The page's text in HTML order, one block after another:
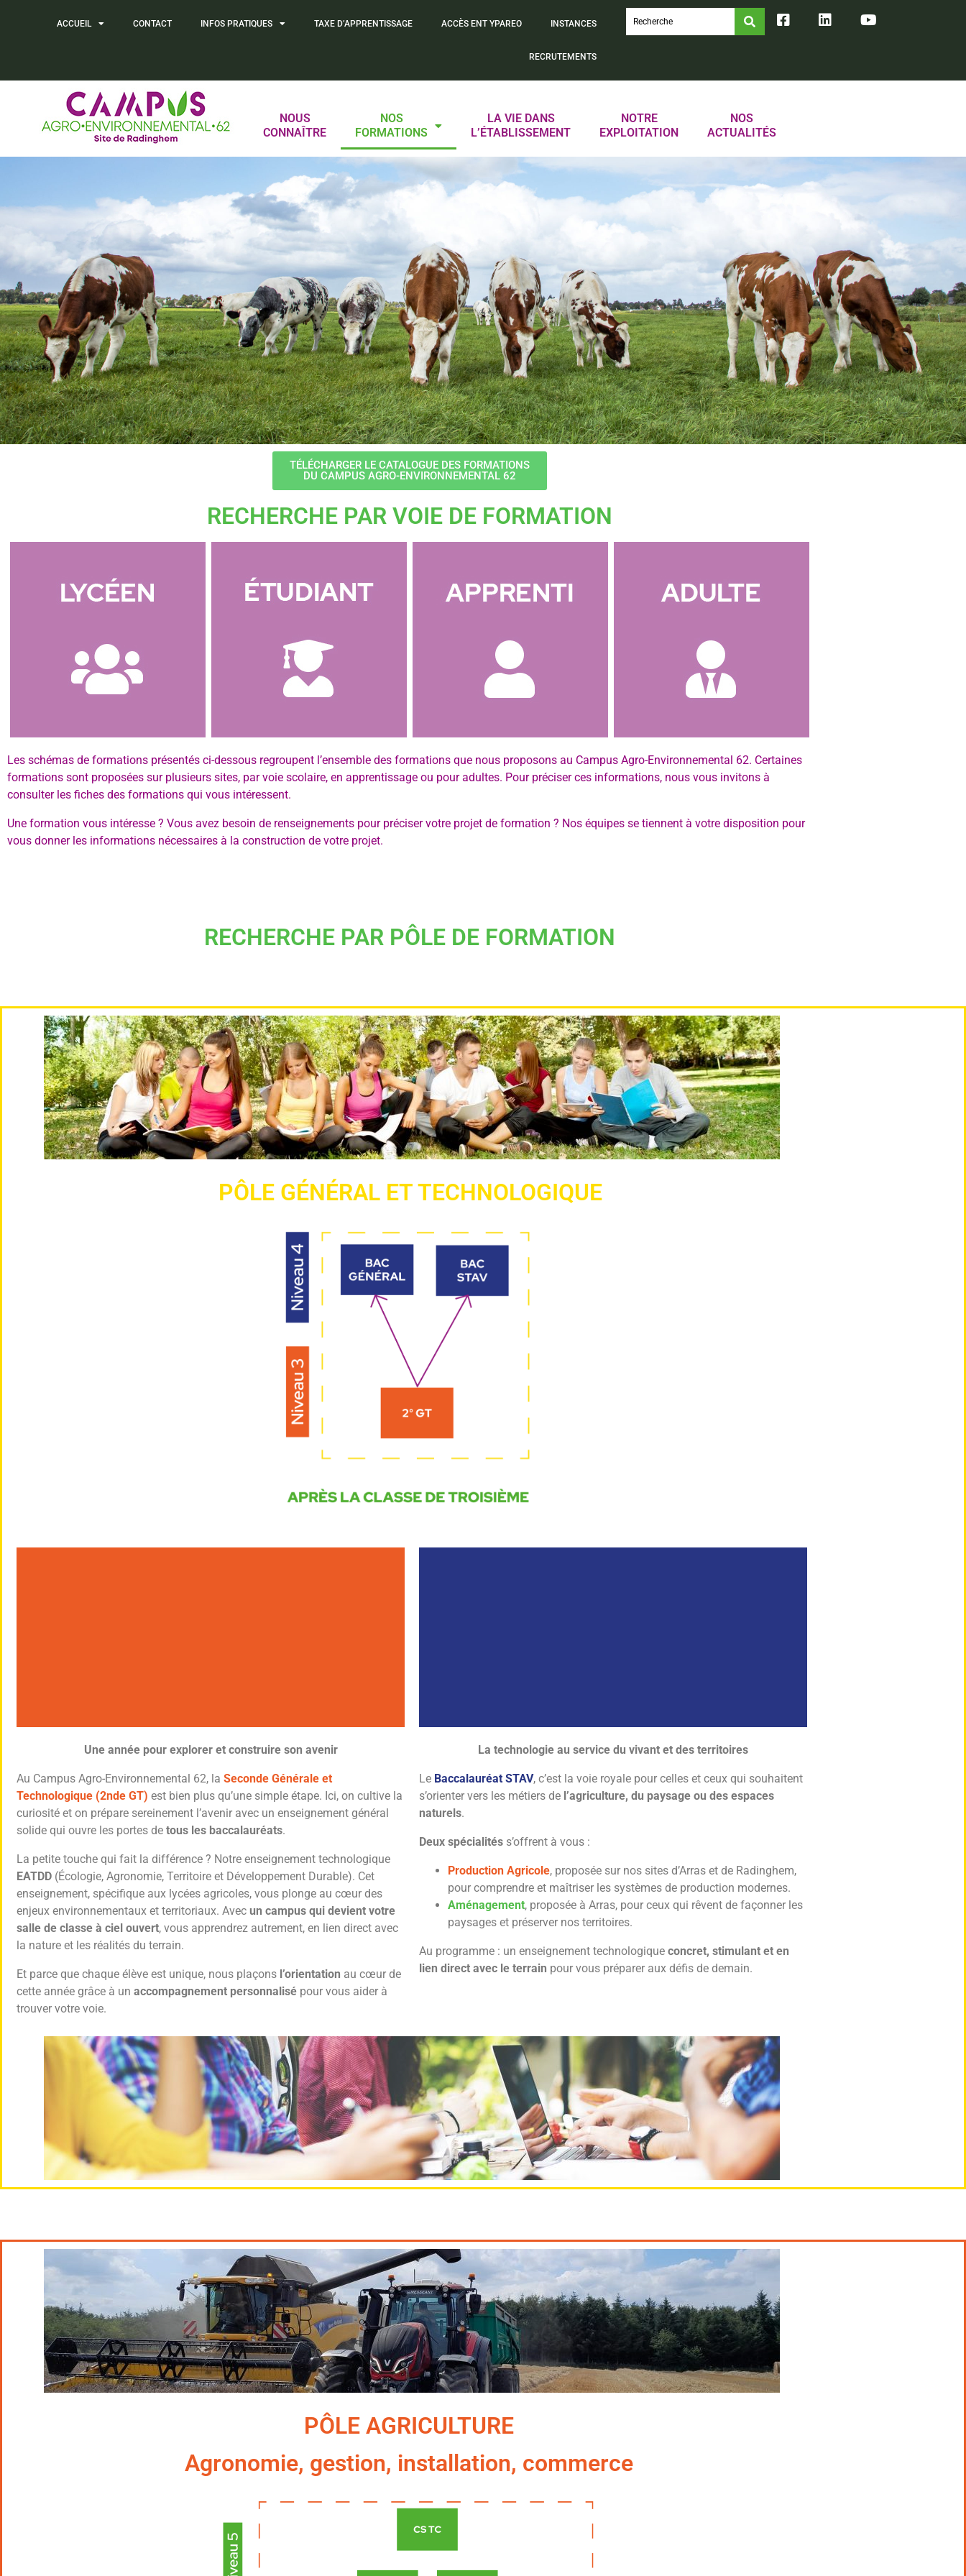
ACCUEIL CONTACT INFOS PRATIQUES TAXE D’APPRENTISSAGE ACCÈS ENT YPAREO INSTANCES
RECRUTEMENTS
NOUS
CONNAÎTRE
NOS
FORMATIONS
LA VIE DANS
L’ÉTABLISSEMENT
NOTRE
EXPLOITATION
NOS
ACTUALITÉS
TÉLÉCHARGER LE CATALOGUE DES FORMATIONS
DU CAMPUS AGRO-ENVIRONNEMENTAL 62
RECHERCHE PAR VOIE DE FORMATION
Les schémas de formations présentés ci-dessous regroupent l’ensemble des formations que nous proposons au Campus Agro-Environnemental 62. Certaines
formations sont proposées sur plusieurs sites, par voie scolaire, en apprentissage ou pour adultes. Pour préciser ces informations, nous vous invitons à
consulter les fiches des formations qui vous intéressent.
Une formation vous intéresse ? Vous avez besoin de renseignements pour préciser votre projet de formation ? Nos équipes se tiennent à votre disposition pour
vous donner les informations nécessaires à la construction de votre projet.
RECHERCHE PAR PÔLE DE FORMATION
PÔLE GÉNÉRAL ET TECHNOLOGIQUE
2° GT
Générale et Technologique
Cliquer ici
Une année pour explorer et construire son avenir
Au Campus Agro-Environnemental 62, la Seconde Générale et
Technologique (2nde GT) est bien plus qu’une simple étape. Ici, on cultive la
curiosité et on prépare sereinement l’avenir avec un enseignement général
solide qui ouvre les portes de tous les baccalauréats.
La petite touche qui fait la différence ? Notre enseignement technologique
EATDD (Écologie, Agronomie, Territoire et Développement Durable). Cet
enseignement, spécifique aux lycées agricoles, vous plonge au cœur des
enjeux environnementaux et territoriaux. Avec un campus qui devient votre
salle de classe à ciel ouvert, vous apprendrez autrement, en lien direct avec
la nature et les réalités du terrain.
Et parce que chaque élève est unique, nous plaçons l’orientation au cœur de
cette année grâce à un accompagnement personnalisé pour vous aider à
trouver votre voie.
BAC STAV
Production Agricole
Aménagement
Cliquer ici
La technologie au service du vivant et des territoires
Le Baccalauréat STAV, c’est la voie royale pour celles et ceux qui souhaitent
s’orienter vers les métiers de l’agriculture, du paysage ou des espaces
naturels.
Deux spécialités s’offrent à vous :
Production Agricole, proposée sur nos sites d’Arras et de Radinghem,
pour comprendre et maîtriser les systèmes de production modernes.
Aménagement, proposée à Arras, pour ceux qui rêvent de façonner les
paysages et préserver nos territoires.
Au programme : un enseignement technologique concret, stimulant et en
lien direct avec le terrain pour vous préparer aux défis de demain.
PÔLE AGRICULTURE
Agronomie, gestion, installation, commerce